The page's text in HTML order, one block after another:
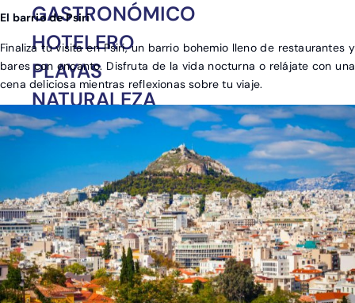
GASTRONÓMICO
HOTELERO
PLAYAS
NATURALEZA
POR TEMPORADA
SOSTENIBLE
Circuitos y Viajes Organizados
Alojamientos con ahorro
Guías de Viaje
El barrio de Psiri
Finaliza tu visita en Psiri, un barrio bohemio lleno de restaurantes y
bares con encanto. Disfruta de la vida nocturna o relájate con una
cena deliciosa mientras reflexionas sobre tu viaje.